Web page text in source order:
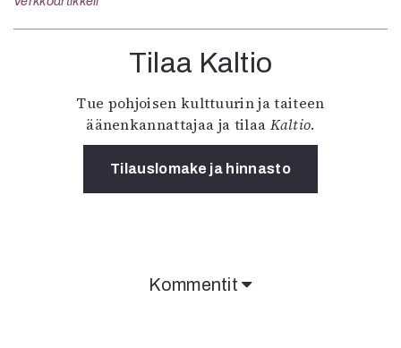
Tilaa Kaltio
Tue pohjoisen kulttuurin ja taiteen
äänenkannattajaa ja tilaa Kaltio.
Tilauslomake ja hinnasto
Kommentit